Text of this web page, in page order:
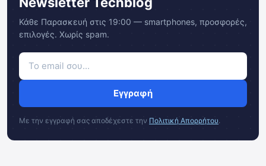
Κάθε Παρασκευή στις 19:00 — smartphones, προσφορές,
επιλογές. Χωρίς spam.
Εγγραφή
Με την εγγραφή σας αποδέχεστε την Πολιτική Απορρήτου.